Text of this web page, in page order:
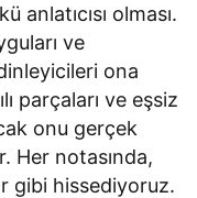
anlatıcısı olması.
ve
ona
parçaları ve eşsiz
onu gerçek
Her notasında,
gibi hissediyoruz.